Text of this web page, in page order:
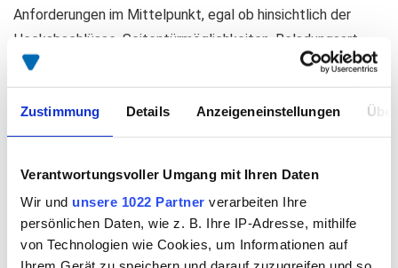
Zustimmung Details Anzeigeneinstellungen
Verantwortungsvoller Umgang mit Ihren Daten
Wir und unsere 1022 Partner verarbeiten Ihre
persönlichen Daten, wie z. B. Ihre IP-Adresse, mithilfe
von Technologien wie Cookies, um Informationen auf
Anforderungen im Mittelpunkt, egal ob hinsichtlich der
Heckabschlüsse, Seitentürmöglichkeiten, Beladungsart
oder Ladungssicherung.
Ihr SPIER Sattelanhänger ist
mehr als die Summe edler
Teile, denn unser Ziel ist es Ihnen eine vielseitige, qualitativ
garantieren.Auch nach Jahrensoll Ihr Sattel noch diese
Philosophie erfüllen.